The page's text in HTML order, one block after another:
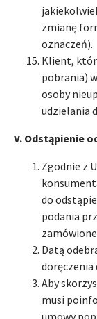
zmianę
oznaczeń).
Klient,
pobrania)
osoby
udzielania
V. Odstąpienie
Zgodnie z
do
podania
Datą
doręczenia
Aby
musi
umowy